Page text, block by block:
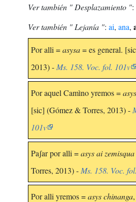
Ver también " Desplazamiento ":
Ver también " Lejanía ": ai, ana,
Por alli =asysa= es general.
2013) - Ms. 158. Voc. fol. 101v
Por aquel Camìno yremos =
[sic] (Gómez & Torres, 2013) -
101v
Paʃar por alli =asys ai zemisqua
Torres, 2013) - Ms. 158. Voc.
Por alli yremos =asys chinanga